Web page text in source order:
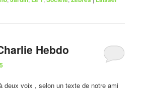
Hebdo
deux voix , selon un texte de notre ami